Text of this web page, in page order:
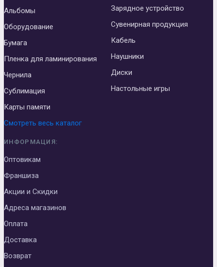
Альбомы
Оборудование
Бумага
Пленка для ламинирования
Чернила
Сублимация
Карты памяти
Зарядное устройство
Сувенирная продукция
Кабель
Наушники
Диски
Настольные игры
Смотреть весь каталог
ИНФОРМАЦИЯ:
Оптовикам
Франшиза
Акции и Скидки
Адреса магазинов
Оплата
Доставка
Возврат